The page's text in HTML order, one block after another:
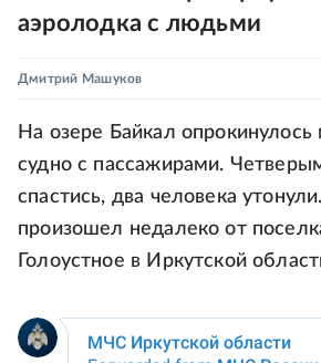
аэролодка с людьми
Дмитрий Машуков
На озере Байкал
судно с пассажирами.
спастись, два человека
произошел недалеко от
Голоустное в Иркутской